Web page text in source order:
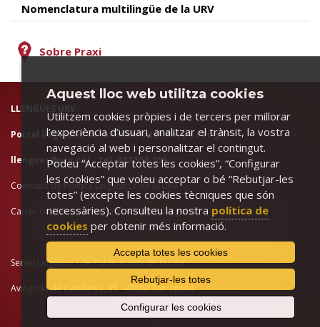
Nomenclatura multilingüe de la URV
Sobre Praxi
LLENGÜES URV
Portal lingüístic de la Universitat Rovira i Virgili
llengues@urv.cat· Tel. 977 558 359
Comissió de Política Lingüística de la URV
Carrer de l'Escorxador, s/n · 43003 Tarragona
Servei Lingüístic i de Publicacions de la URV
Avinguda de Catalunya, 35 · 43002 Tarragona
Aquest lloc web utilitza cookies
Utilitzem cookies pròpies i de tercers per millorar
l’experiència d’usuari, analitzar el trànsit, la vostra
navegació al web i personalitzar el contingut.
Podeu “Acceptar totes les cookies”, “Configurar
les cookies” que voleu acceptar o bé “Rebutjar-les
totes” (excepte les cookies tècniques que són
necessàries). Consulteu la nostra política de
cookies per obtenir més informació.
Accepta totes les cookies
Rebutjar-les totes
Configurar les cookies